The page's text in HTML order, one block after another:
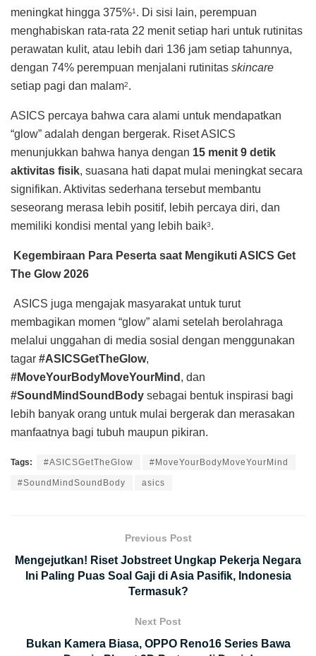
meningkat hingga 375%1 . Di sisi lain, perempuan
menghabiskan rata-rata 22 menit setiap hari untuk rutinitas
perawatan kulit, atau lebih dari 136 jam setiap tahunnya,
dengan 74% perempuan menjalani rutinitas skincare
setiap pagi dan malam2.
ASICS percaya bahwa cara alami untuk mendapatkan
“glow” adalah dengan bergerak. Riset ASICS
menunjukkan bahwa hanya dengan 15 menit 9 detik
aktivitas fisik, suasana hati dapat mulai meningkat secara
signifikan. Aktivitas sederhana tersebut membantu
seseorang merasa lebih positif, lebih percaya diri, dan
memiliki kondisi mental yang lebih baik3.
Kegembiraan Para Peserta saat Mengikuti ASICS Get
The Glow 2026
ASICS juga mengajak masyarakat untuk turut
membagikan momen “glow” alami setelah berolahraga
melalui unggahan di media sosial dengan menggunakan
tagar #ASICSGetTheGlow,
#MoveYourBodyMoveYourMind , dan
#SoundMindSoundBody sebagai bentuk inspirasi bagi
lebih banyak orang untuk mulai bergerak dan merasakan
manfaatnya bagi tubuh maupun pikiran.
Tags: #ASICSGetTheGlow #MoveYourBodyMoveYourMind
#SoundMindSoundBody asics
Previous Post
Mengejutkan! Riset Jobstreet Ungkap Pekerja Negara
Ini Paling Puas Soal Gaji di Asia Pasifik, Indonesia
Termasuk?
Next Post
Bukan Kamera Biasa, OPPO Reno16 Series Bawa